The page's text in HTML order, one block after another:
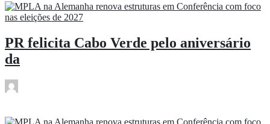
PR felicita Cabo Verde pelo aniversário
da